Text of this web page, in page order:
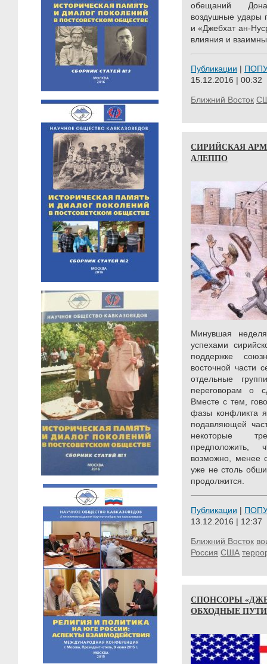
обещаний
воздушные удары
и «Джебхат ан-
влияния и
Публикации |
15.12.2016 | 00:32
Ближний Восток
СИРИЙСКАЯ
АЛЕППО
Минувшая
успехами
поддержке
восточной части
отдельные
переговорам о
Вместе с тем,
фазы конфликта
подавляющей
некоторые
предположить,
возможно, менее
уже не столь
продолжится.
Публикации |
13.12.2016 | 12:37
Ближний Восток
Россия США
СПОНСОРЫ
ОБХОДНЫЕ